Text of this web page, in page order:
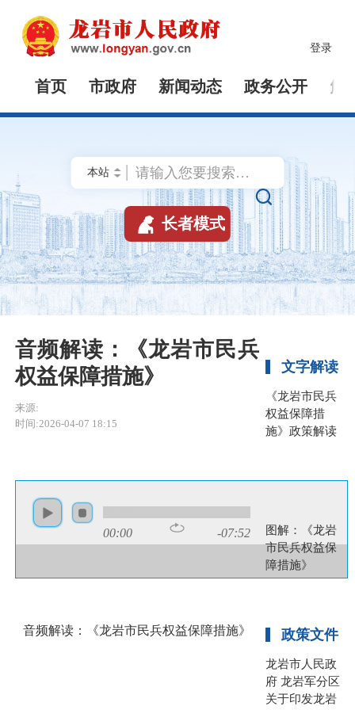
登录
首页 市政府 新闻动态 政务公开 解

 长者模式
音频解读：《龙岩市民兵
权益保障措施》
来源:
时间:2026-04-07 18:15
00:00 -07:52
音频解读：《龙岩市民兵权益保障措施》
文字解读
《龙岩市民兵
权益保障措
施》政策解读
图解：《龙岩
市民兵权益保
障措施》
政策文件
龙岩市人民政
府 龙岩军分区
关于印发龙岩